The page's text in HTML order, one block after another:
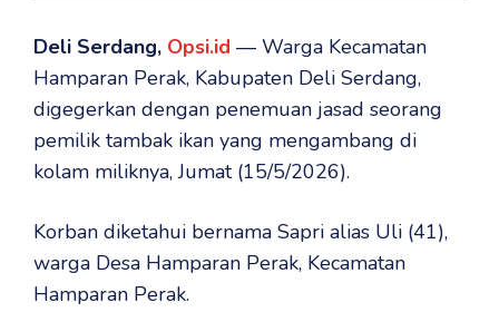
Deli Serdang, Opsi.id — Warga Kecamatan
Hamparan Perak, Kabupaten Deli Serdang,
digegerkan dengan penemuan jasad seorang
pemilik tambak ikan yang mengambang di
kolam miliknya, Jumat (15/5/2026).
Korban diketahui bernama Sapri alias Uli (41),
warga Desa Hamparan Perak, Kecamatan
Hamparan Perak.